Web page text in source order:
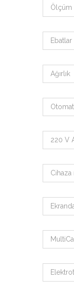
Ölçüm
Ebatlar
Ağırlık
220 V